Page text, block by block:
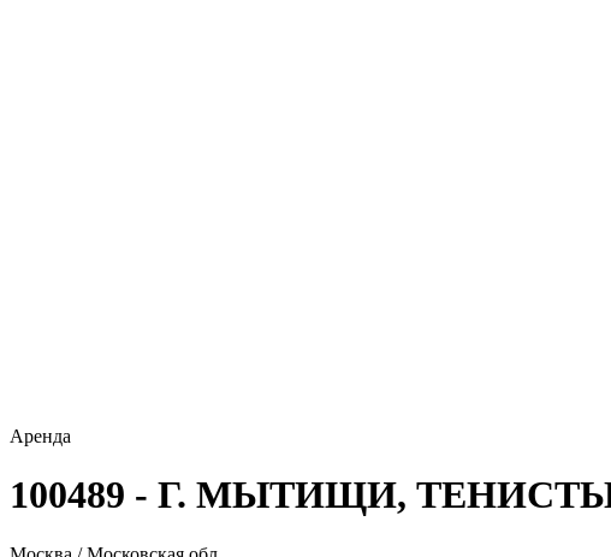
Аренда
100489 - Г. МЫТИЩИ,